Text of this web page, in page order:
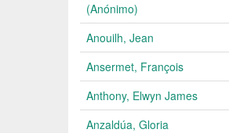
(Anónimo)
Anouilh, Jean
Ansermet, François
Anthony, Elwyn James
Anzaldúa, Gloria